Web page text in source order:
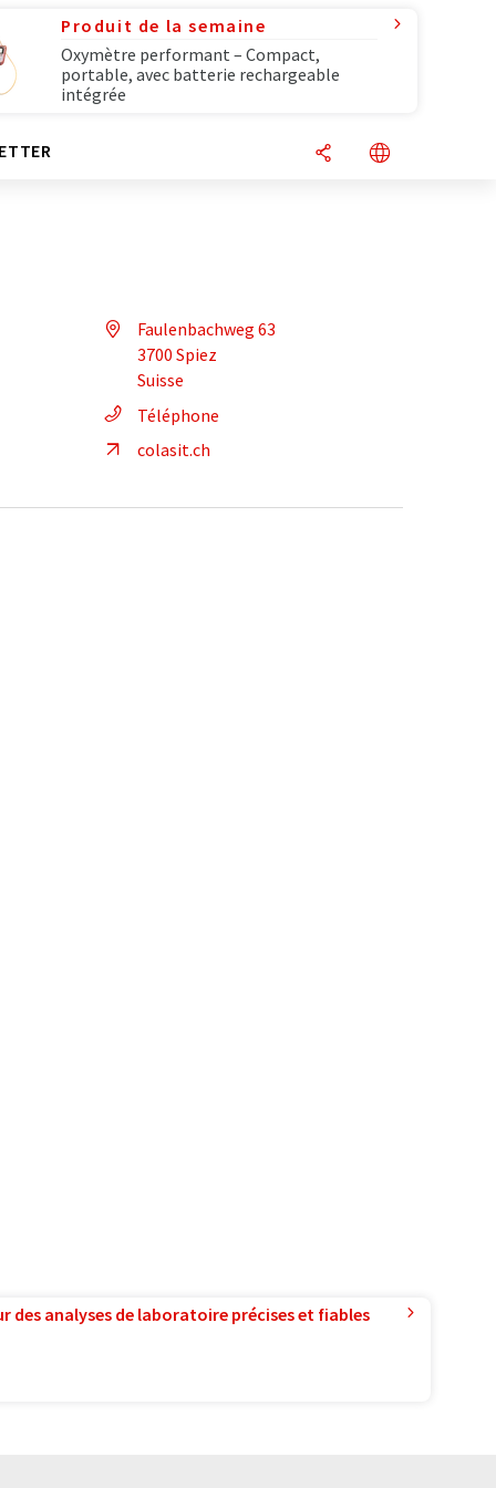
Produit de la semaine
Oxymètre performant – Compact,
portable, avec batterie rechargeable
intégrée
Faulenbachweg 63
3700 Spiez
Suisse
Téléphone
colasit.ch
des analyses de laboratoire précises et fiables